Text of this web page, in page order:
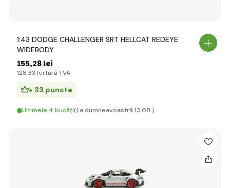
1:43 DODGE CHALLENGER SRT HELLCAT REDEYE
WIDEBODY
155,28 lei
128,33 lei fără TVA
+ 33 puncte
Ultimele 4 bucăți(La dumneavoastră 13.08.)